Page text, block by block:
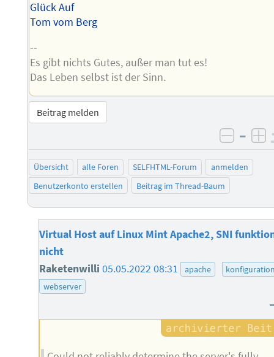
Glück Auf
Tom vom Berg
--
Es gibt nichts Gutes, außer man tut es!
Das Leben selbst ist der Sinn.
Beitrag melden
–
Übersicht alle Foren SELFHTML-Forum
anmelden
Benutzerkonto erstellen
Beitrag im Thread-Baum
Virtual Host auf Linux Mint Apache2, SNI
nicht
Raketenwilli05.05.2022 08:31 apache
webserver